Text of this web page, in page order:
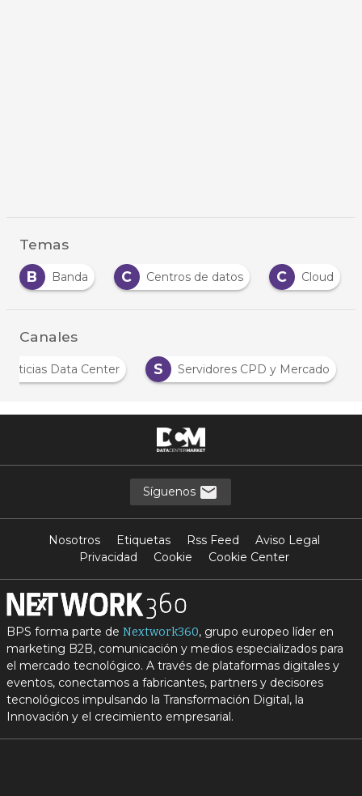
Temas
C
Centros de datos C Cloud C Cloud
Canales
N
Noticias Data Center S Servidores CPD y
Síguenos
Nosotros Etiquetas Rss Feed
Aviso Legal
Privacidad
Cookie Cookie Center
BPS forma parte de Nextwork360, grupo europeo líder en
marketing B2B, comunicación y medios especializados para
el mercado tecnológico. A través de plataformas digitales y
eventos, conectamos a fabricantes, partners y decisores
tecnológicos impulsando la Transformación Digital, la
Innovación y el crecimiento empresarial.